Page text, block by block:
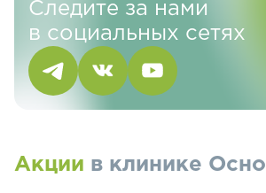
Следите за нами
в социальных сетях
Акции в клинике